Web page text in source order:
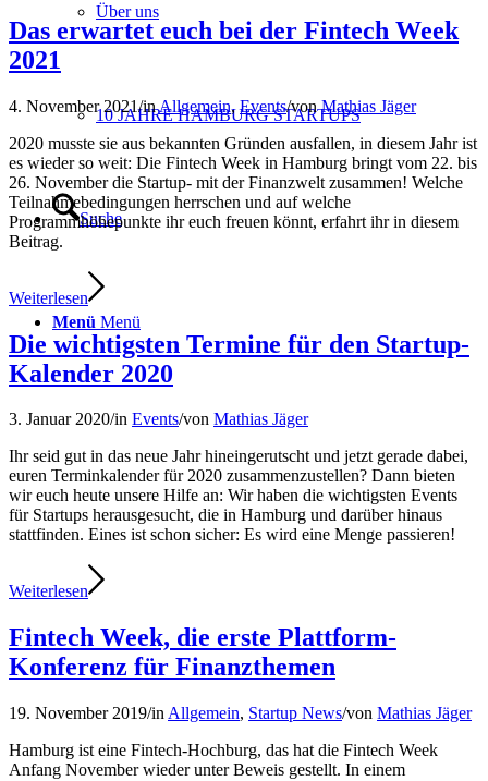
Über uns
10 JAHRE HAMBURG STARTUPS
Suche
Menü Menü
Das erwartet euch bei der Fintech Week
2021
4. November 2021/inAllgemein,Events/vonMathias Jäger
2020 musste sie aus bekannten Gründen ausfallen, in diesem Jahr ist
es wieder so weit: Die Fintech Week in Hamburg bringt vom 22. bis
26. November die Startup- mit der Finanzwelt zusammen! Welche
Teilnahmebedingungen herrschen und auf welche
Programmhöhepunkte ihr euch freuen könnt, erfahrt ihr in diesem
Beitrag.
Weiterlesen
Die wichtigsten Termine für den Startup-
Kalender 2020
3. Januar 2020/in Events/von Mathias Jäger
Ihr seid gut in das neue Jahr hineingerutscht und jetzt gerade dabei,
euren Terminkalender für 2020 zusammenzustellen? Dann bieten
wir euch heute unsere Hilfe an: Wir haben die wichtigsten Events
für Startups herausgesucht, die in Hamburg und darüber hinaus
stattfinden. Eines ist schon sicher: Es wird eine Menge passieren!
Weiterlesen
Fintech Week, die erste Plattform-
Konferenz für Finanzthemen
19. November 2019/in Allgemein, Startup News/von Mathias Jäger
Hamburg ist eine Fintech-Hochburg, das hat die Fintech Week
Anfang November wieder unter Beweis gestellt. In einem